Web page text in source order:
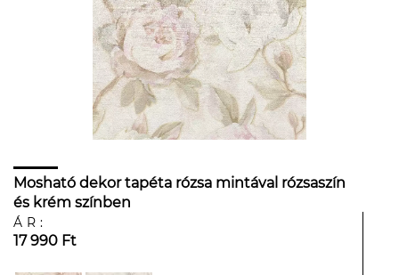
Mosható dekor tapéta rózsa mintával rózsaszín
és krém színben
ÁR:
17 990 Ft